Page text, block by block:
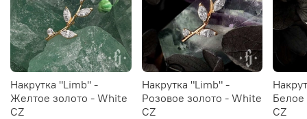
Накрутка "Limb" -
Желтое золото - White
CZ
Накрутка "Limb" -
Розовое золото - White
CZ
Белое
CZ